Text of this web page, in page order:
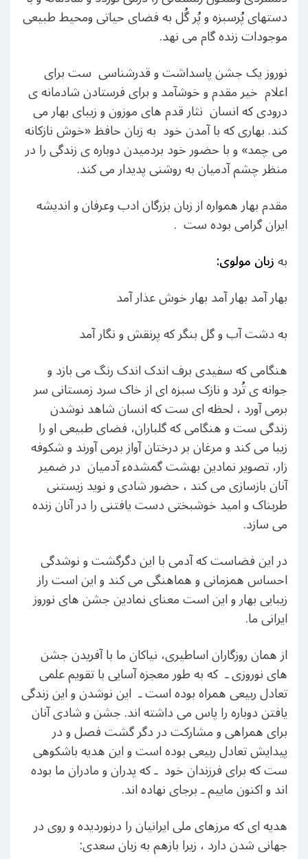
دستهای پُرسبزه و پُر گُل به فضای حیاتی ومحیط طبیعی
موجودات زنده گام می نهد.
نوروز یک جشن پاسداشت و قدرشناسی ست برای
اعلام خیر مقدم و خوشآمد و برای فرستادن شادمانه ی
درودی که انسان نثار قدم های موزون و زیبای بهار می
کند. بهاری که با آمدن خود به زبان حافظ «خوش نازکانه
می چمد» و با حضور خود بردمیدن دوباره ی زندگی را در
منظر چشم آدمیان به روشنی پدیدار می کند.
مقدم بهار همواره از زبان بزرگان ادب وعرفان و اندیشه
ایران گرامی بوده ست .
بهزبان مولوی:
بهار آمد بهار آمد بهار خوش عذار آمد
به دشت آب و گل بنگر که پرنقش و نگار آمد
هنگامی که سفیدی برف اندک اندک رنگ می بازد و
جوانه ی تُرد و نازک سبزه ای از خاک سرد زمستانی سر
برمی آورد ، لحظه ای ست که انسان شاهد نوشدن
زندگی ست و هنگامی که گلباران، فضای طبیعی او را
زیبا می کند و مرغان بر درختان آواز برمی آورند و شکوفه
زار، تصویر نمادین بهشت گمشدهء آدمیان در ضمیر
آنان بازسازی می کند ، حضور شادی و نوید زیستنی
طربناک و امید خوشبختی دست یافتنی را در آنان زنده
می سازد.
در این فضاست که آدمی با این دگرگشت و نوشدگی
احساس همزمانی و هماهنگی می کند و این است راز
زیبایی بهار و این است معنای نمادین جشن های نوروز
ایرانی ما.
از همان روزگاران اساطیری، نیاکان ما با آفریدن جشن
های نوروزی ـ که به طور معجزه آسایی با تقویم علمی
تعادل ربیعی همراه بوده است ـ این نوشدن و این زندگی
یافتن دوباره را پاس می داشته اند. جشن و شادی آنان
برای همراهی و مشارکت در دگر گشت فصل و در
پیدایش تعادل ربیعی بوده است و این هدیه باشکوهی
ست که برای فرزندان خود ـ که پدران و مادران ما بوده
اند و اکنون ماییم ـ برجای نهاده اند.
هدیه ای که مرزهای ملی ایرانیان را درنوردیده و روی در
جهانی شدن دارد ، زیرا بازهم به زبان سعدی: